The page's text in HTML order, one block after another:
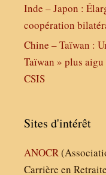
Inde – Japon :
coopération
Chine – Taïwan :
Taïwan » plus
CSIS
Sites d'intérêt
ANOCR
Carrière en